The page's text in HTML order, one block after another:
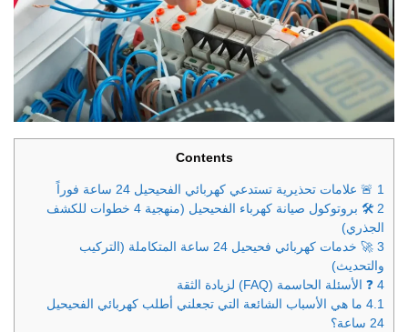
Contents
1 🚨 علامات تحذيرية تستدعي كهربائي الفحيحيل 24 ساعة فوراً
2
🛠️ بروتوكول صيانة كهرباء الفحيحيل (منهجية 4 خطوات للكشف
الجذري)
3
🚀 خدمات كهربائي فحيحيل 24 ساعة المتكاملة (التركيب
والتحديث)
4 ❓ الأسئلة الحاسمة (FAQ) لزيادة الثقة
4.1 ما هي الأسباب الشائعة التي تجعلني أطلب كهربائي الفحيحيل
24 ساعة؟